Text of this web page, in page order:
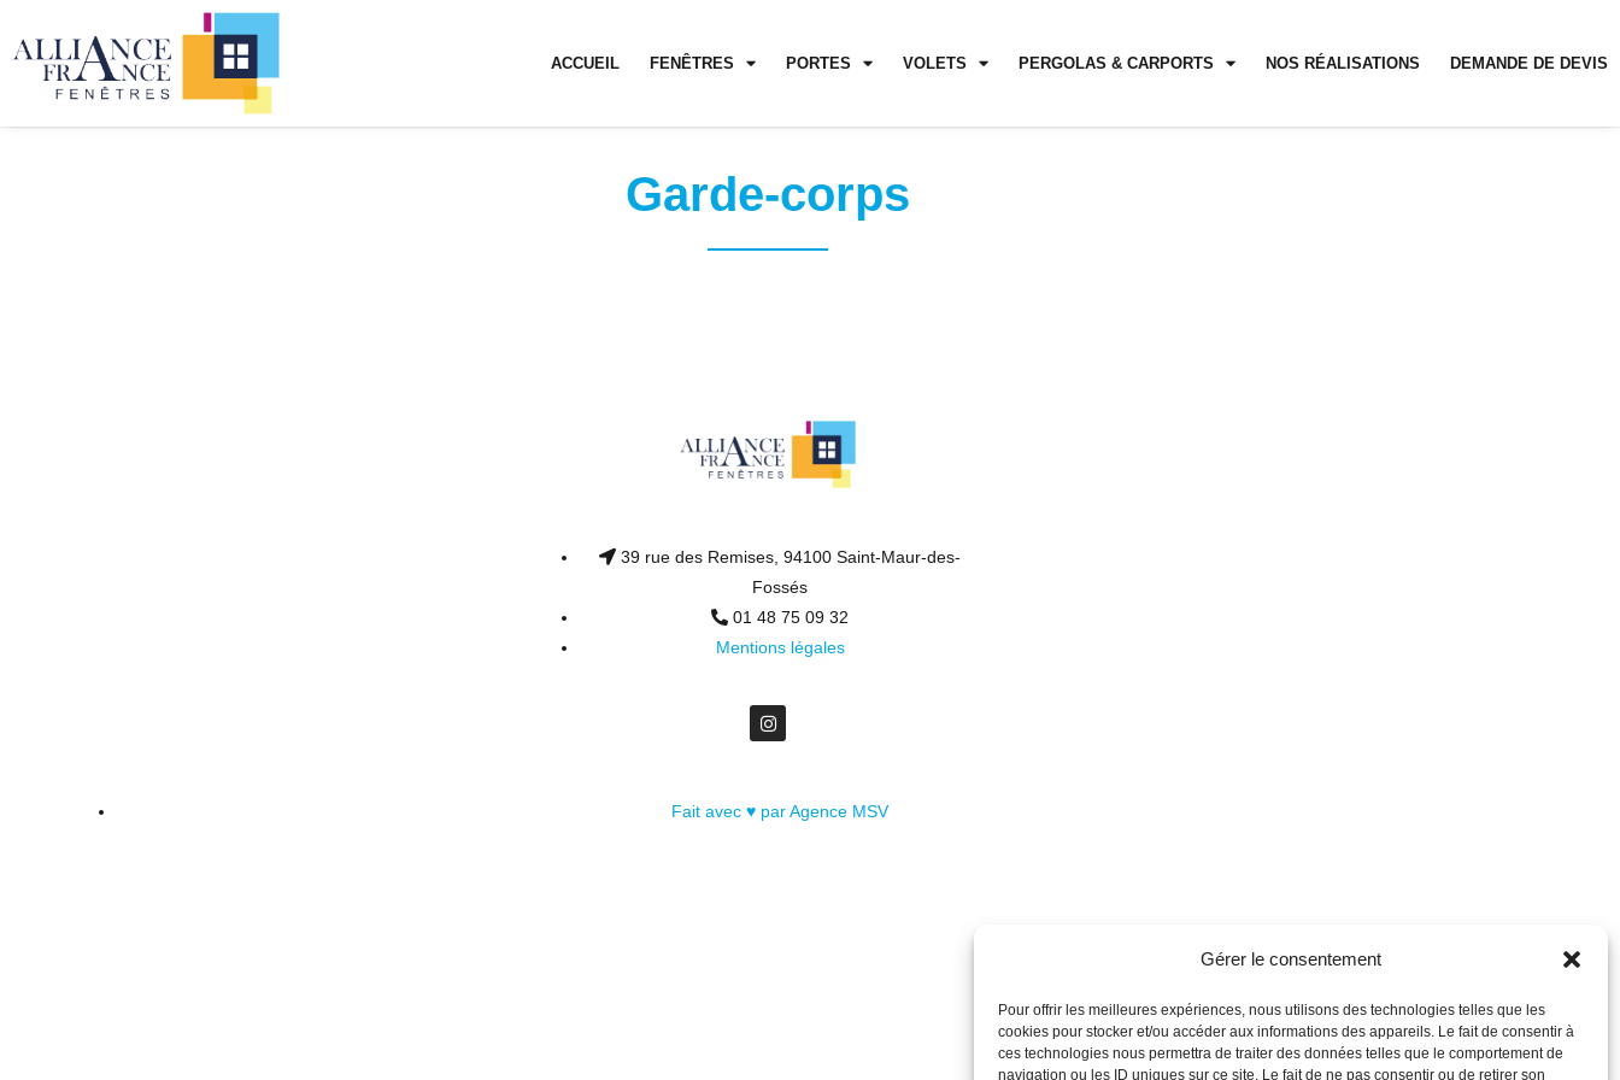
Gérer le consentement
Pour offrir les meilleures expériences, nous utilisons des technologies telles que les
cookies pour stocker et/ou accéder aux informations des appareils. Le fait de consentir à
ces technologies nous permettra de traiter des données telles que le comportement de
navigation ou les ID uniques sur ce site. Le fait de ne pas consentir ou de retirer son
ACCUEIL FENÊTRES PORTES VOLETS PERGOLAS & CARPORTS NOS RÉALISATIONS DEMANDE DE DEVIS
Garde-corps
39 rue des Remises, 94100 Saint-Maur-des-
Fossés
01 48 75 09 32
Mentions légales
Fait avec ♥ par Agence MSV